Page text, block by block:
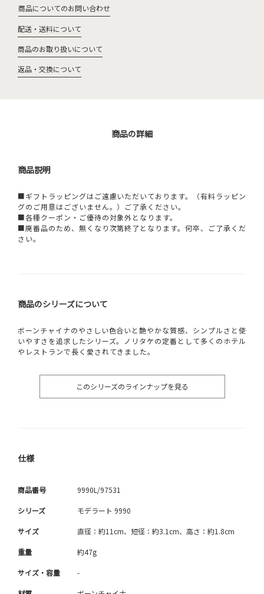
商品についてのお問い合わせ
配送・送料について
商品のお取り扱いについて
返品・交換について
商品の詳細
商品説明
■ギフトラッピングはご遠慮いただいております。（有料ラッピン
グのご用意はございません。）ご了承ください。
■各種クーポン・ご優待の対象外となります。
■廃番品のため、無くなり次第終了となります。何卒、ご了承くだ
さい。
商品のシリーズについて
ボーンチャイナのやさしい色合いと艶やかな質感、シンプルさと使
いやすさを追求したシリーズ。ノリタケの定番として多くのホテル
やレストランで長く愛されてきました。
このシリーズのラインナップを見る
仕様
商品番号 9990L/97531
シリーズ モデラート 9990
サイズ 直径：約11cm、短径：約3.1cm、高さ：約1.8cm
重量 約47g
サイズ・容量 -